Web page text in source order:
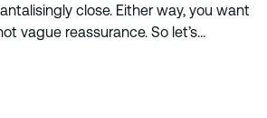
close. Either way, you want
vague reassurance. So let’s…